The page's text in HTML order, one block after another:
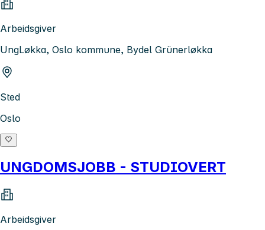
Arbeidsgiver
UngLøkka, Oslo kommune, Bydel Grünerløkka
Sted
Oslo
UNGDOMSJOBB - STUDIOVERT
Arbeidsgiver